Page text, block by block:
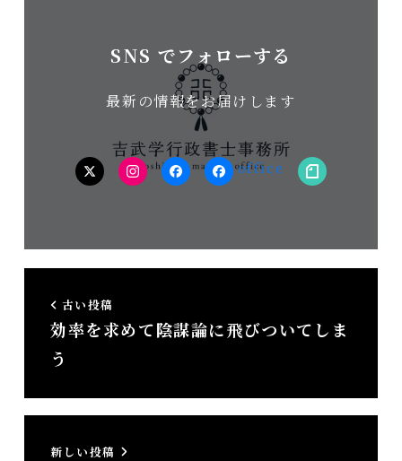
SNS でフォローする
最新の情報をお届けします
twitterInstagramfacebook（個
facebook（事note
古い投稿
効率を求めて陰謀論に飛びついてしま
う
新しい投稿